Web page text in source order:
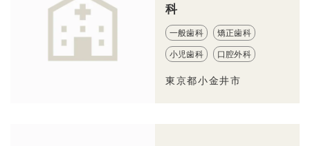
科
一般歯科 矯正歯科
小児歯科 口腔外科
東京都小金井市